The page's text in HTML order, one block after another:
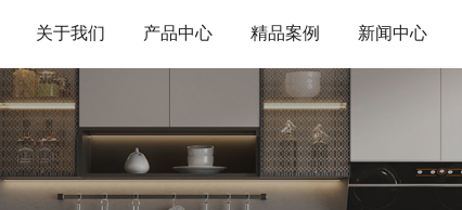
关于我们 产品中心 精品案例 新闻中心